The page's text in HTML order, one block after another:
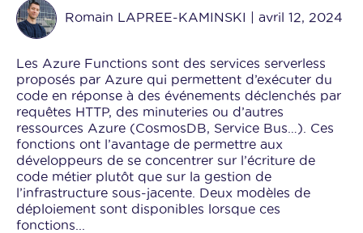
Romain LAPREE-KAMINSKI | avril 12, 2024
Les Azure Functions sont des services serverless
proposés par Azure qui permettent d’exécuter du
code en réponse à des événements déclenchés par
requêtes HTTP, des minuteries ou d’autres
ressources Azure (CosmosDB, Service Bus…). Ces
fonctions ont l’avantage de permettre aux
développeurs de se concentrer sur l’écriture de
code métier plutôt que sur la gestion de
l’infrastructure sous-jacente. Deux modèles de
déploiement sont disponibles lorsque ces
fonctions...